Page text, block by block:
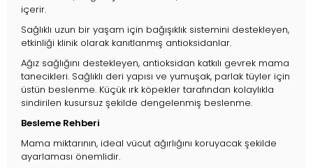
içerir.
Sağlıklı uzun bir yaşam için bağışıklık sistemini destekleyen,
etkinliği klinik olarak kanıtlanmış antioksidanlar.
Ağız sağlığını destekleyen, antioksidan katkılı gevrek mama
tanecikleri. Sağlıklı deri yapısı ve yumuşak, parlak tüyler için
üstün beslenme. Küçük ırk köpekler tarafından kolaylıkla
sindirilen kusursuz şekilde dengelenmiş beslenme.
Besleme Rehberi
Mama miktarının, ideal vücut ağırlığını koruyacak şekilde
ayarlaması önemlidir.